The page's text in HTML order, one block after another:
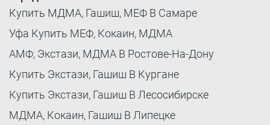
Купить МДМА, Гашиш, МЕФ В Самаре
Уфа Купить МЕФ, Кокаин, МДМА
АМФ, Экстази, МДМА В Ростове-На-Дону
Купить Экстази, Гашиш В Кургане
Купить Экстази, Гашиш В Лесосибирске
МДМА, Кокаин, Гашиш В Липецке